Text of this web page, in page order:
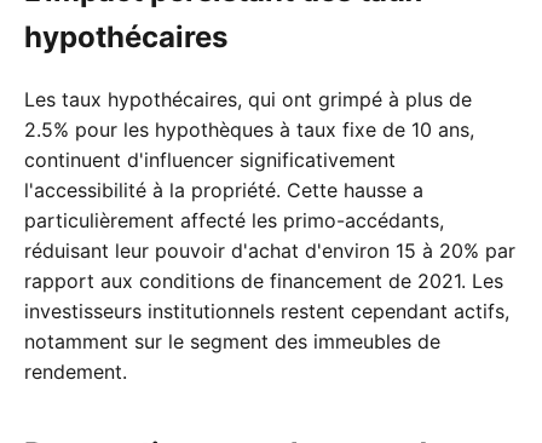
hypothécaires
Les taux hypothécaires, qui ont grimpé à plus de
2.5% pour les hypothèques à taux fixe de 10 ans,
continuent d'influencer significativement
l'accessibilité à la propriété. Cette hausse a
particulièrement affecté les primo-accédants,
réduisant leur pouvoir d'achat d'environ 15 à 20% par
rapport aux conditions de financement de 2021. Les
investisseurs institutionnels restent cependant actifs,
notamment sur le segment des immeubles de
rendement.